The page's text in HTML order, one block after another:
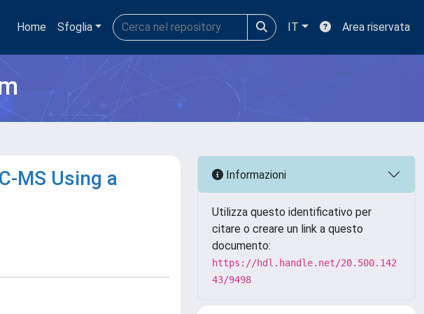
Home Sfoglia IT Area riservata
MS Using a
Informazioni
Utilizza questo identificativo per
citare o creare un link a questo
documento:
https://hdl.handle.net/20.500.142
43/9498